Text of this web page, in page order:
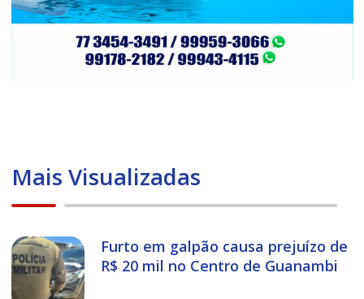
Mais Visualizadas
Furto em galpão causa prejuízo de
R$ 20 mil no Centro de Guanambi